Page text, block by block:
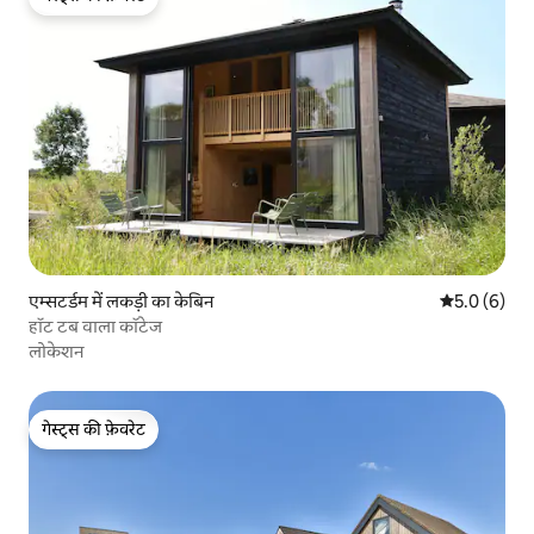
गेस्ट्स की फ़ेवरेट
एम्सटर्डम में लकड़ी का केबिन औसत रेटिंग 5
5.0 (6)
हॉट टब वाला कॉटेज
लोकेशन
गेस्ट्स की फ़ेवरेट
गेस्ट्स की फ़ेवरेट